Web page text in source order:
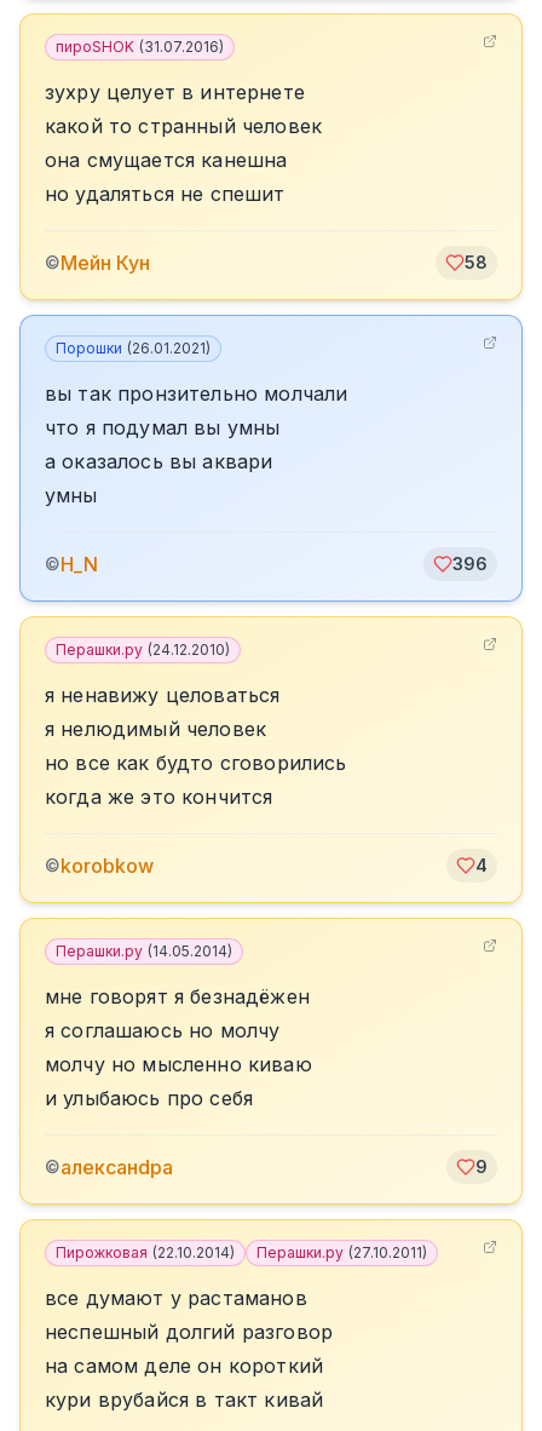
пироSHOK (31.07.2016)
зухру целует в интернете
какой то странный человек
она смущается канешна
но удаляться не спешит
©Мейн Кун 58
Порошки (26.01.2021)
вы так пронзительно молчали
что я подумал вы умны
а оказалось вы аквари
умны
©H_N 396
Перашки.ру (24.12.2010)
я ненавижу целоваться
я нелюдимый человек
но все как будто сговорились
когда же это кончится
©korobkow 4
Перашки.ру (14.05.2014)
мне говорят я безнадёжен
я соглашаюсь но молчу
молчу но мысленно киваю
и улыбаюсь про себя
©алексанdра 9
Пирожковая (22.10.2014) Перашки.ру (27.10.2011)
все думают у растаманов
неспешный долгий разговор
на самом деле он короткий
кури врубайся в такт кивай